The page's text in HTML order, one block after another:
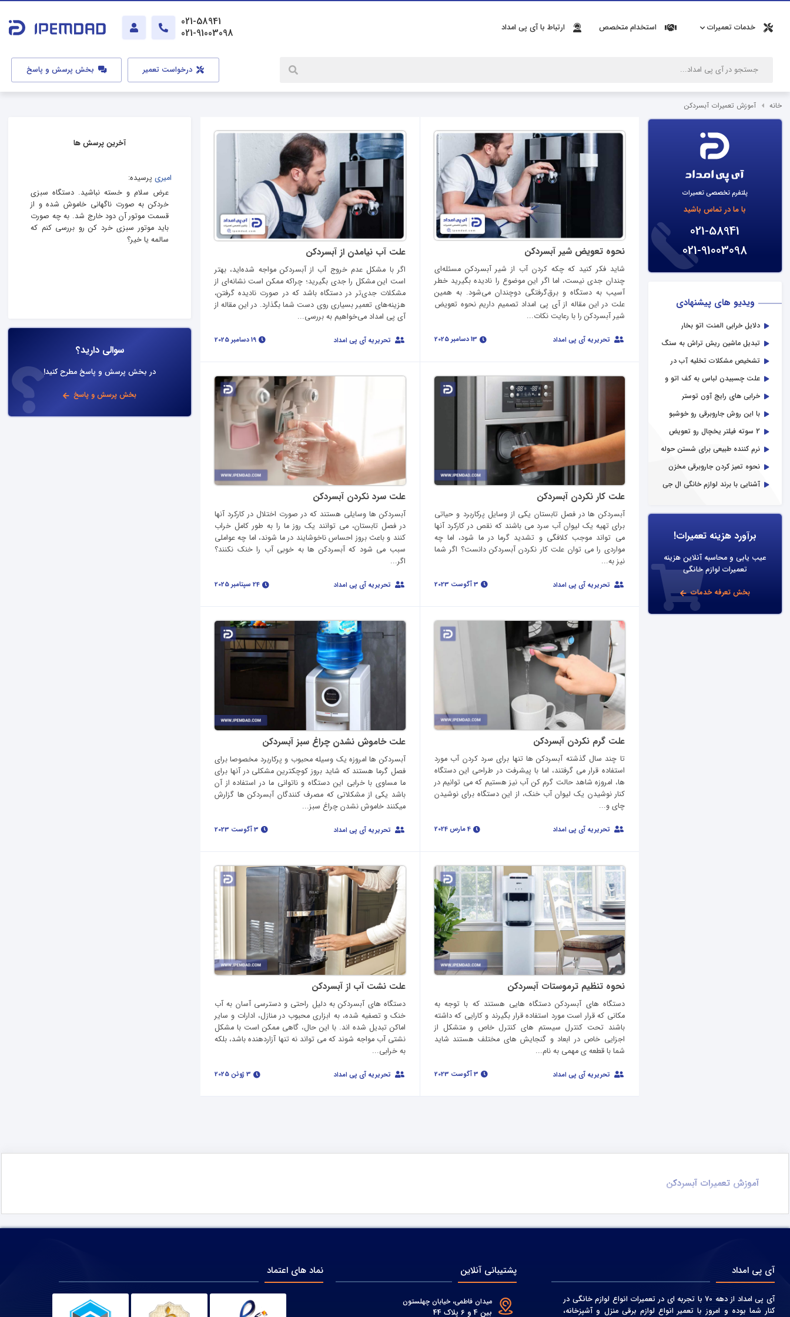
خدمات تعمیرات استخدام متخصص ارتباط با آی پی امداد
021-58941
021-91003098
درخواست تعمیر بخش پرسش و پاسخ
خانه آموزش تعمیرات آبسردکن
پلتفرم تخصصی تعمیرات
با ما در تماس باشید
021-58941
021-91003098
ویدیو های پیشنهادی
دلایل خرابی المنت اتو بخار
تبدیل ماشین ریش تراش به سنگ
تشخیص مشکلات تخلیه آب در
علت چسبیدن لباس به کف اتو و
خرابی‌ های رایج آون توستر
با این روش جاروبرقی رو خوشبو
2 سوته فیلتر یخچال رو تعویض
نرم کننده‌ طبیعی برای شستن حوله
نحوه تمیز کردن جاروبرقی مخزن
آشنایی با برند لوازم خانگی ال جی
برآورد هزینه تعمیرات!
عیب یابی و محاسبه آنلاین هزینه
تعمیرات لوازم خانگی
بخش تعرفه خدمات
نحوه تعویض شیر آبسردکن
شاید فکر کنید که چکه کردن آب از شیر آبسردکن مسئله‌ای
چندان جدی نیست، اما اگر این موضوع را نادیده بگیرید خطر
آسیب به دستگاه و برق‌گرفتگی دوچندان می‌شود. به همین
علت در این مقاله از آی‌ پی امداد تصمیم داریم نحوه تعویض
شیر آبسردکن را با رعایت نکات...
تحریریه آی پی امداد
علت آب نیامدن از آبسردکن
اگر با مشکل عدم خروج آب از آبسردکن مواجه شده‌اید، بهتر
است این مشکل را جدی بگیرید؛ چراکه ممکن است نشانه‌ای از
مشکلات جدی‌تر در دستگاه باشد که در صورت نادیده گرفتن،
هزینه‌های تعمیر بسیاری روی دست شما بگذارد. در این مقاله از
آی پی امداد می‌خواهیم به بررسی...
تحریریه آی پی امداد
علت کار نکردن آبسردکن
آبسردکن ها در فصل تابستان یکی از وسایل پرکاربرد و حیاتی
برای تهیه یک لیوان آب سرد می باشند که نقص در کارکرد آنها
می تواند موجب کلافگی و تشدید گرما در ما شود، اما چه
مواردی را می توان علت کار نکردن آبسردکن دانست؟ اگر شما
نیز به...
تحریریه آی پی امداد
علت سرد نکردن آبسردکن
آبسردکن ها وسایلی هستند که در صورت اختلال در کارکرد آنها
در فصل تابستان، می توانند یک روز ما را به طور کامل خراب
کنند و باعث بروز احساس ناخوشایند در ما شوند، اما چه عواملی
سبب می شود که آبسردکن ها به خوبی آب را خنک نکنند؟
اگر...
تحریریه آی پی امداد
علت گرم نکردن آبسردکن
تا چند سال گذشته آبسردکن ها تنها برای سرد کردن آب مورد
استفاده قرار می گرفتند، اما با پیشرفت در طراحی این دستگاه
ها، امروزه شاهد حالت گرم کن آب نیز هستیم که می توانیم در
کنار نوشیدن یک لیوان آب خنک، از این دستگاه برای نوشیدن
چای و...
تحریریه آی پی امداد 4 مارس 2024
علت خاموش نشدن چراغ سبز آبسردکن
آبسردکن ها امروزه یک وسیله محبوب و پرکاربرد مخصوصا برای
فصل گرما هستند که شاید بروز کوچکترین مشکلی در آنها برای
ما مساوی با خرابی این دستگاه و ناتوانی ما در استفاده از آن
باشد یکی از مشکلاتی که مصرف کنندگان آبسردکن ها گزارش
میکنند خاموش نشدن چراغ سبز...
تحریریه آی پی امداد
نحوه تنظیم ترموستات آبسردکن
دستگاه های آبسردکن دستگاه هایی هستند که با توجه به
مکانی که قرار است مورد استفاده قرار بگیرند و کارایی که داشته
باشند تحت کنترل سیستم های کنترل خاص و متشکل از
اجزایی خاص در ابعاد و گنجایش های مختلف هستند شاید
شما با قطعه ی مهمی به نام...
تحریریه آی پی امداد
علت نشت آب از آبسردکن
دستگاه‌ های آبسردکن به دلیل راحتی و دسترسی آسان به آب
خنک و تصفیه شده، به ابزاری محبوب در منازل، ادارات و سایر
اماکن تبدیل شده‌ اند. با این حال، گاهی ممکن است با مشکل
نشتی آب مواجه شوند که می‌ تواند نه‌ تنها آزاردهنده باشد، بلکه
به خرابی...
تحریریه آی پی امداد
آخرین پرسش ها
امیری پرسیده:
عرض سلام و خسته نباشید. دستگاه سبزی
خردکن به صورت ناگهانی خاموش شده و از
قسمت موتور آن دود خارج شد. به چه صورت
باید موتور سبزی خرد کن رو بررسی کنم که
سالمه یا خیر؟
سوالی دارید؟
در بخش پرسش و پاسخ مطرح کنید!
بخش پرسش و پاسخ
آموزش تعمیرات آبسردکن
آی پی امداد
آی پی امداد از دهه 70 با تجربه ای در تعمیرات انواع لوازم خانگی در
کنار شما بوده و امروز با تعمیر انواع لوازم برقی منزل و آشپزخانه،
پشتیبانی آنلاین
میدان فاطمی، خیابان چهلستون
بین 4 و 6 پلاک 44
نماد های اعتماد